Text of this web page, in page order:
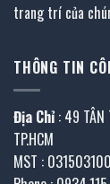
trang trí của
THÔNG TIN
Địa Chỉ : 49 TÂN
TP.HCM
MST :